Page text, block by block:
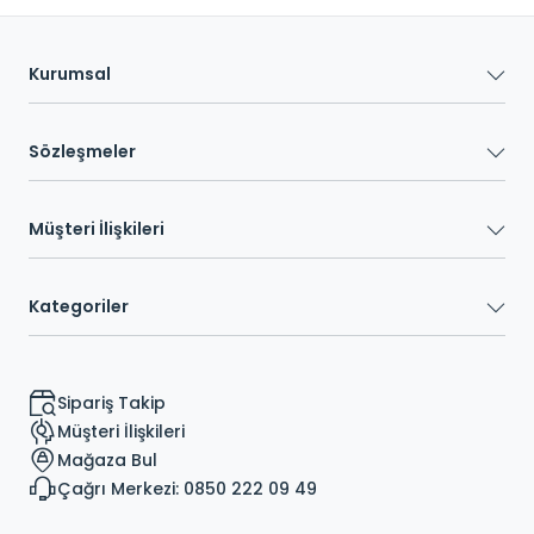
Kurumsal
Sözleşmeler
Müşteri İlişkileri
Kategoriler
Sipariş Takip
Müşteri İlişkileri
Mağaza Bul
Çağrı Merkezi: 0850 222 09 49